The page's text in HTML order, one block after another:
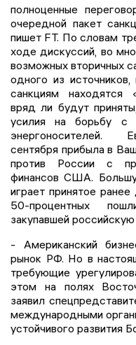
полноценные
очередной пакет
пишет FT. По словам
ходе дискуссий, во
возможных вторичных
одного из
санкциям
вряд ли будут
усилия на борьбу с
энергоносителей.
сентября прибыла в
против России с
финансов США.
играет принятое
50-процентных
закупавшей
- Американский
рынок РФ. Но в
требующие
этом на полях
заявил
международными
устойчивого развития